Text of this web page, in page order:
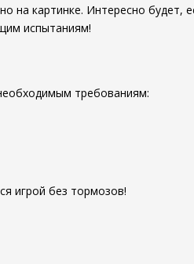
на картинке. Интересно будет,
испытаниям!
требованиям:
игрой без тормозов!